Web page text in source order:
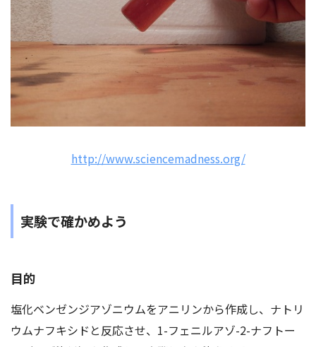
http://www.sciencemadness.org/
実験で確かめよう
目的
塩化ベンゼンジアゾニウムをアニリンから作成し、ナトリ
ウムナフキシドと反応させ、1-フェニルアゾ-2-ナフトー